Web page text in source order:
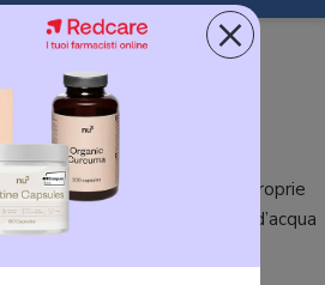
d’acqua più adatto alle proprie
infatti che il gasatore d’acqua
×